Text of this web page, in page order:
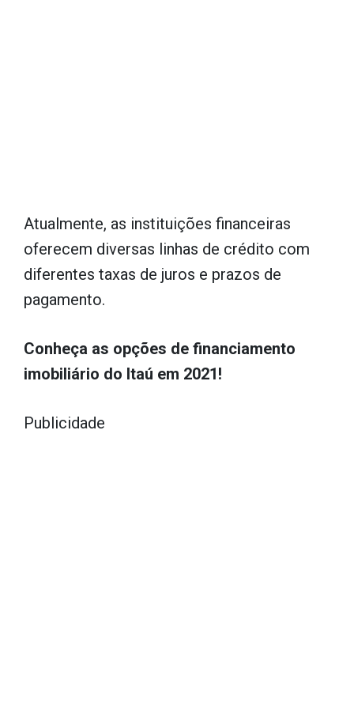
Atualmente, as instituições financeiras
oferecem diversas linhas de crédito com
diferentes taxas de juros e prazos de
pagamento.
Conheça as opções de financiamento
imobiliário do Itaú em 2021!
Publicidade